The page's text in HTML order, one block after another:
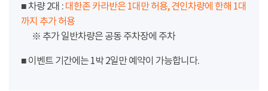
■ 차량 2대 : 대한존 카라반은 1대만 허용, 견인차량에 한해 1대
까지 추가 허용
※ 추가 일반차량은 공동 주차장에 주차
■ 이벤트 기간에는 1박 2일만 예약이 가능합니다.